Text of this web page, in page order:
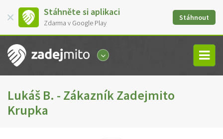
Stáhněte si aplikaci
Zdarma v Google Play
Stáhnout
Lukáš B. - Zákazník Zadejmito
Krupka